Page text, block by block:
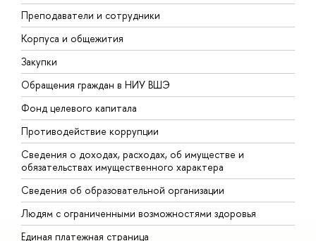
Преподаватели и сотрудники
Корпуса и общежития
Закупки
Обращения граждан в НИУ ВШЭ
Фонд целевого капитала
Противодействие коррупции
Сведения о доходах, расходах, об имуществе и
обязательствах имущественного характера
Сведения об образовательной организации
Людям с ограниченными возможностями здоровья
Единая платежная страница